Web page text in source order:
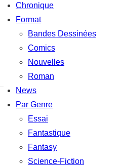
Chronique
Format
Bandes Dessinées
Comics
Nouvelles
Roman
News
Par Genre
Essai
Fantastique
Fantasy
Science-Fiction